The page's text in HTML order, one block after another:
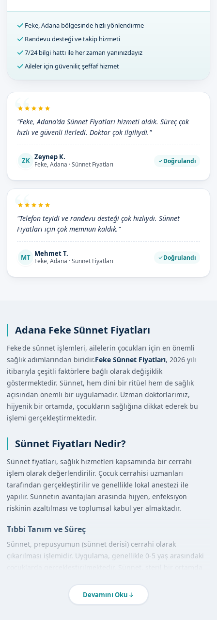
Feke, Adana bölgesinde hızlı yönlendirme
Randevu desteği ve takip hizmeti
7/24 bilgi hattı ile her zaman yanınızdayız
Aileler için güvenilir, şeffaf hizmet
"Feke, Adana'da Sünnet Fiyatları hizmeti aldık. Süreç çok
hızlı ve güvenli ilerledi. Doktor çok ilgiliydi."
ZK Zeynep K.
Feke, Adana · Sünnet Fiyatları Doğrulandı
"Telefon teyidi ve randevu desteği çok hızlıydı. Sünnet
Fiyatları için çok memnun kaldık."
MT Mehmet T.
Feke, Adana · Sünnet Fiyatları Doğrulandı
Adana Feke Sünnet Fiyatları
Feke'de sünnet işlemleri, ailelerin çocukları için en önemli
sağlık adımlarından biridir.Feke Sünnet Fiyatları, 2026 yılı
itibarıyla çeşitli faktörlere bağlı olarak değişiklik
göstermektedir. Sünnet, hem dini bir ritüel hem de sağlık
açısından önemli bir uygulamadır. Uzman doktorlarımız,
hijyenik bir ortamda, çocukların sağlığına dikkat ederek bu
işlemi gerçekleştirmektedir.
Sünnet Fiyatları Nedir?
Sünnet fiyatları, sağlık hizmetleri kapsamında bir cerrahi
işlem olarak değerlendirilir. Çocuk cerrahisi uzmanları
tarafından gerçekleştirilir ve genellikle lokal anestezi ile
yapılır. Sünnetin avantajları arasında hijyen, enfeksiyon
riskinin azaltılması ve toplumsal kabul yer almaktadır.
Tıbbi Tanım ve Süreç
Sünnet, prepusyumun (sünnet derisi) cerrahi olarak
çıkarılması işlemidir. Uygulama, genellikle 0-5 yaş arasındaki
Diğer Yöntemlerle Karşılaştırma
Devamını Oku